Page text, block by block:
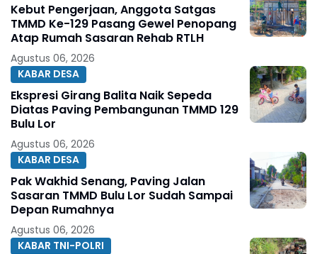
Kebut Pengerjaan, Anggota Satgas
TMMD Ke-129 Pasang Gewel Penopang
Atap Rumah Sasaran Rehab RTLH
Agustus 06, 2026
KABAR DESA
Ekspresi Girang Balita Naik Sepeda
Diatas Paving Pembangunan TMMD 129
Bulu Lor
Agustus 06, 2026
KABAR DESA
Pak Wakhid Senang, Paving Jalan
Sasaran TMMD Bulu Lor Sudah Sampai
Depan Rumahnya
Agustus 06, 2026
KABAR TNI-POLRI